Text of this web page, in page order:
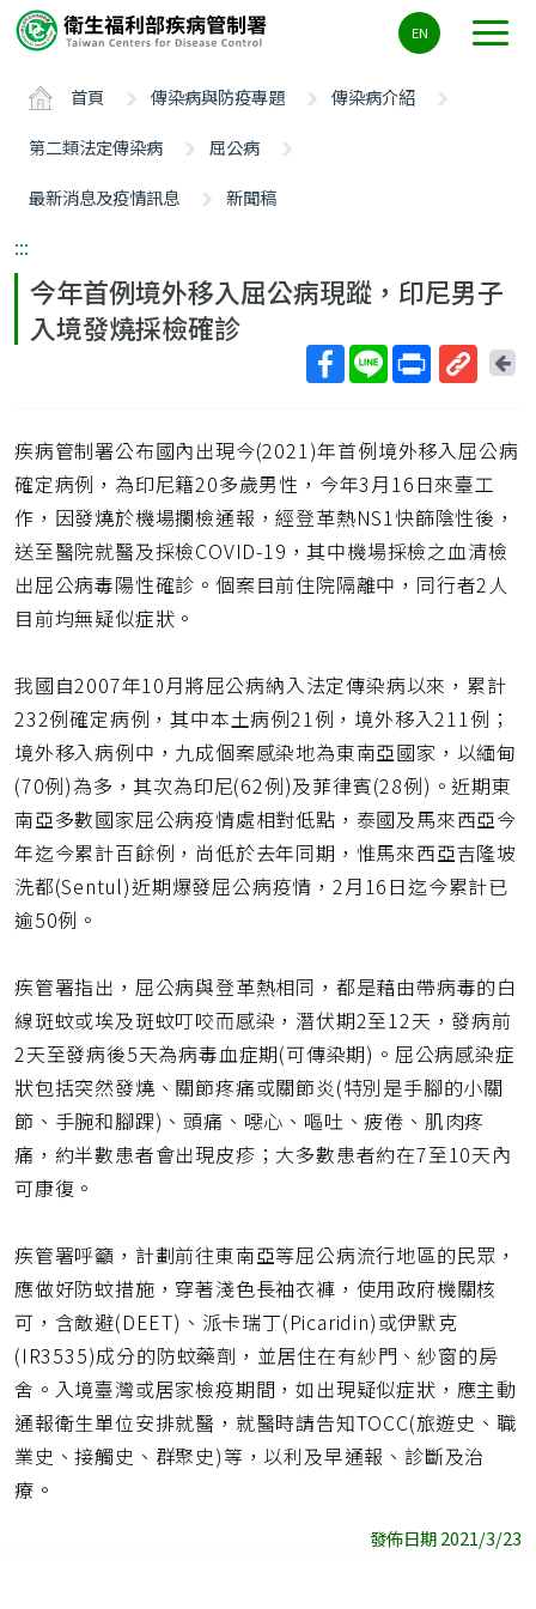
要
ALT+C
EN
首頁 傳染病與防疫專題
傳染病介紹
第二類法定傳染病
屈公病
最新消息及疫情訊息
新聞稿
:::
今年首例境外移入屈公病現蹤，印尼男子
入境發燒採檢確診
短
網
址
回
頁
疾病管制署公布國內出現今(2021)年首例境外移入屈公病
確定病例，為印尼籍20多歲男性，今年3月16日來臺工
作，因發燒於機場攔檢通報，經登革熱NS1快篩陰性後，
送至醫院就醫及採檢COVID-19，其中機場採檢之血清檢
出屈公病毒陽性確診。個案目前住院隔離中，同行者2人
目前均無疑似症狀。
我國自2007年10月將屈公病納入法定傳染病以來，累計
232例確定病例，其中本土病例21例，境外移入211例；
境外移入病例中，九成個案感染地為東南亞國家，以緬甸
(70例)為多，其次為印尼(62例)及菲律賓(28例)。近期東
南亞多數國家屈公病疫情處相對低點，泰國及馬來西亞今
年迄今累計百餘例，尚低於去年同期，惟馬來西亞吉隆坡
洗都(Sentul)近期爆發屈公病疫情，2月16日迄今累計已
逾50例。
疾管署指出，屈公病與登革熱相同，都是藉由帶病毒的白
線斑蚊或埃及斑蚊叮咬而感染，潛伏期2至12天，發病前
2天至發病後5天為病毒血症期(可傳染期)。屈公病感染症
狀包括突然發燒、關節疼痛或關節炎(特別是手腳的小關
節、手腕和腳踝)、頭痛、噁心、嘔吐、疲倦、肌肉疼
痛，約半數患者會出現皮疹；大多數患者約在7至10天內
可康復。
疾管署呼籲，計劃前往東南亞等屈公病流行地區的民眾，
應做好防蚊措施，穿著淺色長袖衣褲，使用政府機關核
可，含敵避(DEET)、派卡瑞丁(Picaridin)或伊默克
(IR3535)成分的防蚊藥劑，並居住在有紗門、紗窗的房
舍。入境臺灣或居家檢疫期間，如出現疑似症狀，應主動
通報衛生單位安排就醫，就醫時請告知TOCC(旅遊史、職
業史、接觸史、群聚史)等，以利及早通報、診斷及治
療。
發佈日期 2021/3/23